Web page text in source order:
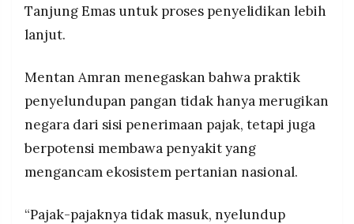
Tanjung Emas untuk proses penyelidikan lebih
lanjut.
Mentan Amran menegaskan bahwa praktik
penyelundupan pangan tidak hanya merugikan
negara dari sisi penerimaan pajak, tetapi juga
berpotensi membawa penyakit yang
mengancam ekosistem pertanian nasional.
“Pajak-pajaknya tidak masuk, nyelundup